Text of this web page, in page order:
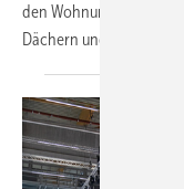
den Wohnungen samt
Dächern und